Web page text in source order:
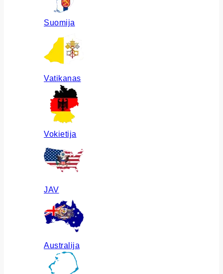
Suomija
Vatikanas
Vokietija
JAV
Australija